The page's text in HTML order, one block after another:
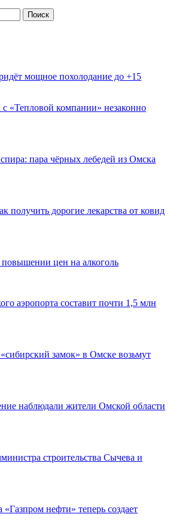
мощное похолодание до +15
«Тепловой компании» незаконно
пара чёрных лебедей из Омска
получить дорогие лекарства от ковид
цен на алкоголь
аэропорта составит почти 1,5 млн
замок» в Омске возьмут
наблюдали жители Омской области
строительства Сычева и
нефти» теперь создает